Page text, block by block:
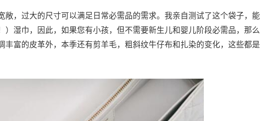
敞，过大的尺寸可以满足日常必需品的需求。我亲自测试了这个袋子，能
）湿巾，因此，如果您有小孩，但不需要新生儿和婴儿阶段必需品，那么
丰富的皮革外，本季还有剪羊毛，粗斜纹牛仔布和扎染的变化，这些都是